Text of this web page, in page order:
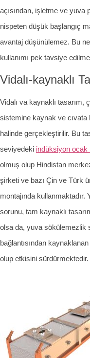
açısından, işletme ve yuva
nispeten düşük başlangıç
avantaj düşünülemez. Bu
kullanımı pek tavsiye
Vidalı-kaynaklı
Vidalı va kaynaklı
sistemine kaynak ve cıvata
halinde gerçekleştirilir. Bu
seviyedeki indüksiyon ocak
olmuş olup Hindistan
şirketi ve bazı Çin ve Türk
montajında kullanmaktadır.
sorunu, tam kaynaklı
olsa da, yuva sökülemezlik
bağlantısından
olup etkisini sürdürmektedir.